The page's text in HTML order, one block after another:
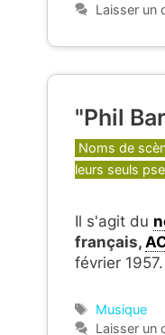
Laisser un
"Phil
Catégories
Noms de
leurs seuls
Il s'agit du
français,
février 1957.
Étiquettes
Musique
Laisser un